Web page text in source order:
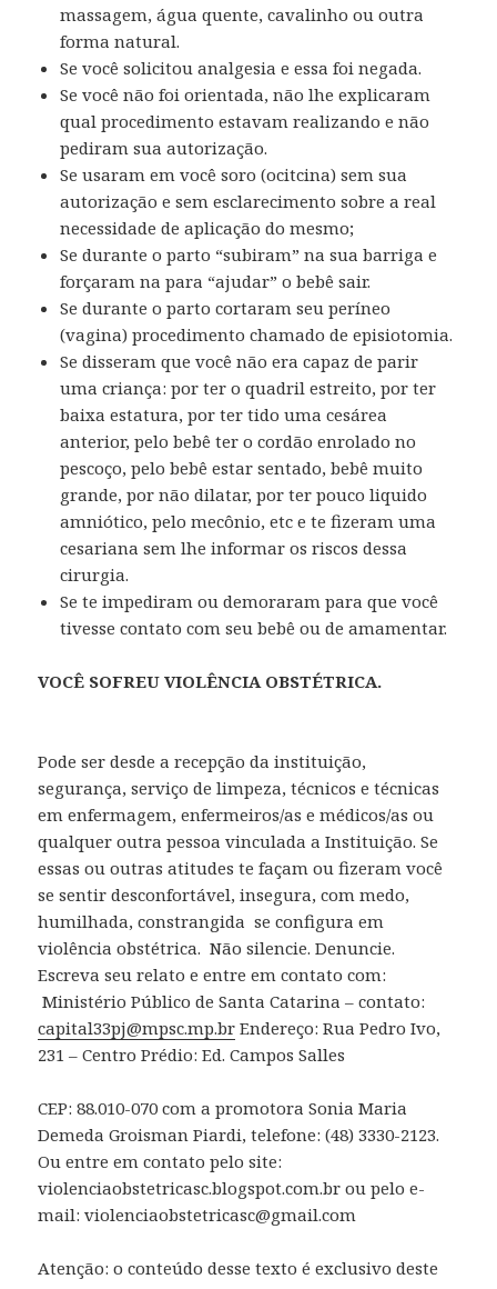
massagem, água quente, cavalinho ou outra
forma natural.
Se você solicitou analgesia e essa foi negada.
Se você não foi orientada, não lhe explicaram
qual procedimento estavam realizando e não
pediram sua autorização.
Se usaram em você soro (ocitcina) sem sua
autorização e sem esclarecimento sobre a real
necessidade de aplicação do mesmo;
Se durante o parto “subiram” na sua barriga e
forçaram na para “ajudar” o bebê sair.
Se durante o parto cortaram seu períneo
(vagina) procedimento chamado de episiotomia.
Se disseram que você não era capaz de parir
uma criança: por ter o quadril estreito, por ter
baixa estatura, por ter tido uma cesárea
anterior, pelo bebê ter o cordão enrolado no
pescoço, pelo bebê estar sentado, bebê muito
grande, por não dilatar, por ter pouco liquido
amniótico, pelo mecônio, etc e te fizeram uma
cesariana sem lhe informar os riscos dessa
cirurgia.
Se te impediram ou demoraram para que você
tivesse contato com seu bebê ou de amamentar.
VOCÊ SOFREU VIOLÊNCIA OBSTÉTRICA.
Pode ser desde a recepção da instituição,
segurança, serviço de limpeza, técnicos e técnicas
em enfermagem, enfermeiros/as e médicos/as ou
qualquer outra pessoa vinculada a Instituição. Se
essas ou outras atitudes te façam ou fizeram você
se sentir desconfortável, insegura, com medo,
humilhada, constrangida se configura em
violência obstétrica. Não silencie. Denuncie.
Escreva seu relato e entre em contato com:
Ministério Público de Santa Catarina – contato:
capital33pj@mpsc.mp.br Endereço: Rua Pedro Ivo,
231 – Centro Prédio: Ed. Campos Salles
CEP: 88.010-070 com a promotora Sonia Maria
Demeda Groisman Piardi, telefone: (48) 3330-2123.
Ou entre em contato pelo site:
violenciaobstetricasc.blogspot.com.br ou pelo e-
mail: violenciaobstetricasc@gmail.com
Atenção: o conteúdo desse texto é exclusivo deste